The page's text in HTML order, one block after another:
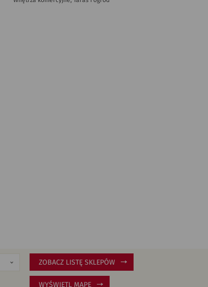
ZOBACZ LISTĘ SKLEPÓW
WYŚWIETL MAPĘ